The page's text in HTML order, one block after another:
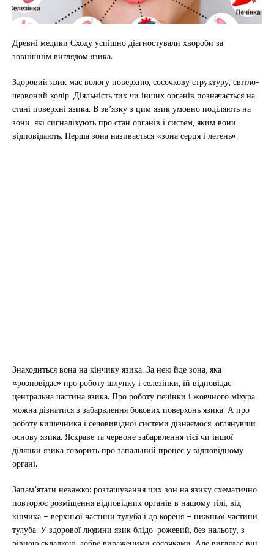
Древні медики Сходу успішно діагностували хвороби за
зовнішнім виглядом язика.
Здоровий язик має вологу поверхню, сосочкову структуру, світло-
червоний колір. Діяльність тих чи інших органів позначається на
стані поверхні язика. В зв’язку з цим язик умовно поділяють на
зони, які сигналізують про стан органів і систем, яким вони
відповідають. Перша зона називається «зона серця і легень».
Знаходиться вона на кінчику язика. За нею йде зона, яка
«розповідає» про роботу шлунку і селезінки, їй відповідає
центральна частина язика. Про роботу печінки і жовчного міхура
можна дізнатися з забарвлення бокових поверхонь язика. А про
роботу кишечника і сечовивідної системи дізнаємося, оглянувши
основу язика. Яскраве та червоне забарвлення тієї чи іншої
ділянки язика говорить про запальний процес у відповідному
органі.
Запам’ятати неважко: розташування цих зон на язику схематично
повторює розміщення відповідних органів в нашому тілі, від
кінчика – верхньої частини тулуба і до кореня – нижньої частини
тулуба. У здорової людини язик блідо-рожевий, без нальоту, з